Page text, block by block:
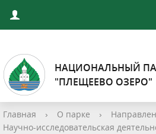
НАЦИОНАЛЬНЫЙ
"ПЛЕЩЕЕВО ОЗЕРО"
Главная › О парке ›
Научно-исследовательская